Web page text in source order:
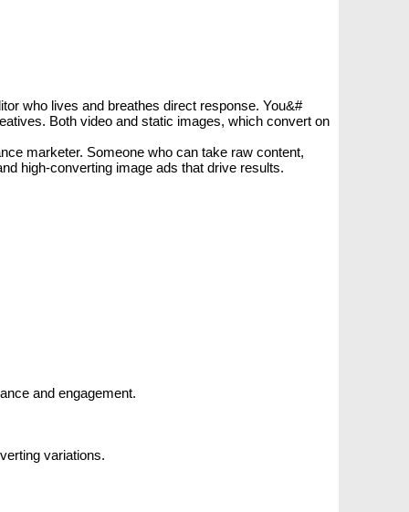
who lives and breathes direct response. You&#
Both video and static images, which convert on
marketer. Someone who can take raw content,
high-converting image ads that drive results.
and engagement.
variations.